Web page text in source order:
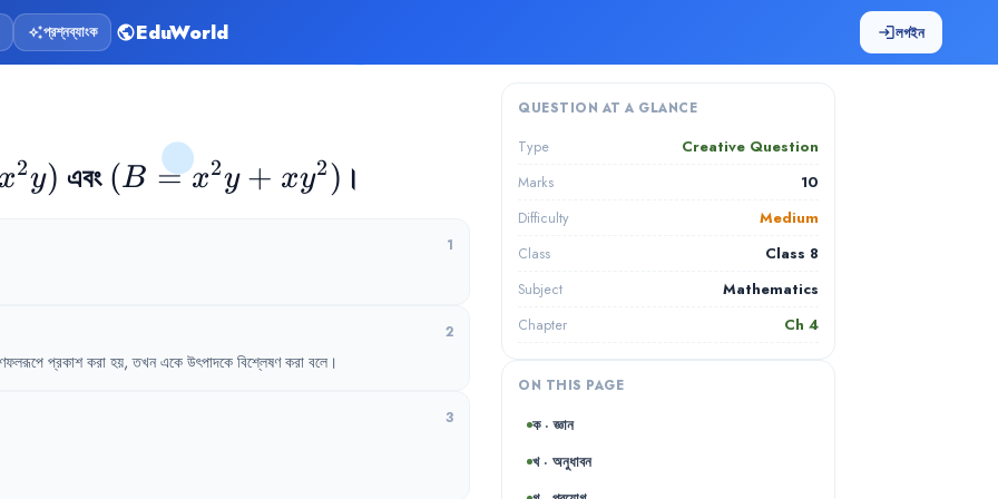
auto_awesomeপ্রশ্নব্যাংক publicEduWorld loginলগইন
x2y) এবং (B =
(B = x2y + xy2 ) ।
1
2
প্রকাশ করা হয়, তখন একে উৎপাদকে বিশ্লেষণ করা বলে ।
3
QUESTION AT A GLANCE
Type Creative Question
Marks 10
Difficulty Medium
Class Class 8
Subject Mathematics
Chapter Ch 4
ON THIS PAGE
ক · জ্ঞান
খ · অনুধাবন